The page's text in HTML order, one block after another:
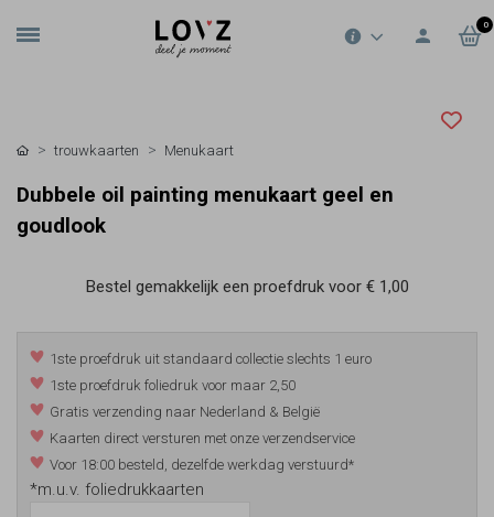
0
trouwkaarten Menukaart
Dubbele oil painting menukaart geel en
goudlook
Bestel gemakkelijk een proefdruk voor € 1,00
1ste proefdruk uit standaard collectie slechts 1 euro
1ste proefdruk foliedruk voor maar 2,50
Gratis verzending naar Nederland & België
Kaarten direct versturen met onze verzendservice
Voor 18:00 besteld, dezelfde werkdag verstuurd*
*m.u.v. foliedrukkaarten